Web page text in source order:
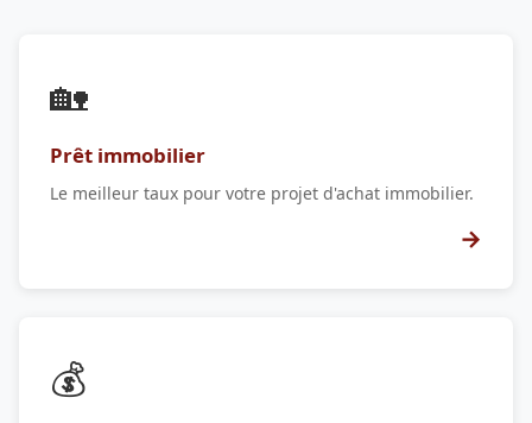
🏡
Prêt immobilier
Le meilleur taux pour votre projet d'achat immobilier.
→
💰